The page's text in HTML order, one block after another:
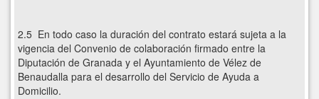
2.5 En todo caso la duración del contrato estará sujeta a la
vigencia del Convenio de colaboración firmado entre la
Diputación de Granada y el Ayuntamiento de Vélez de
Benaudalla para el desarrollo del Servicio de Ayuda a
Domicilio.